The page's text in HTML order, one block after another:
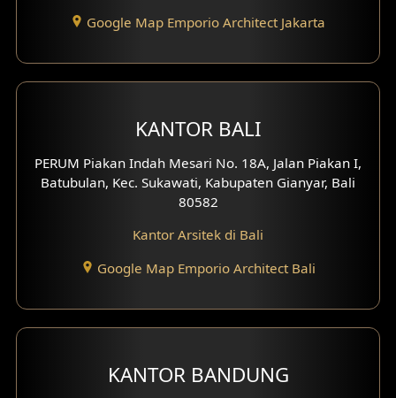
Desain Eksterior Perumahan
Desain Klinik
Desain Perumahan
Desain Kantor
Desain Paviliun
Desain Interior Klinik
Google Map Emporio Architect Jakarta
KANTOR BALI
PERUM Piakan Indah Mesari No. 18A, Jalan Piakan I,
Batubulan, Kec. Sukawati, Kabupaten Gianyar, Bali
80582
Kantor Arsitek di Bali
Google Map Emporio Architect Bali
KANTOR BANDUNG